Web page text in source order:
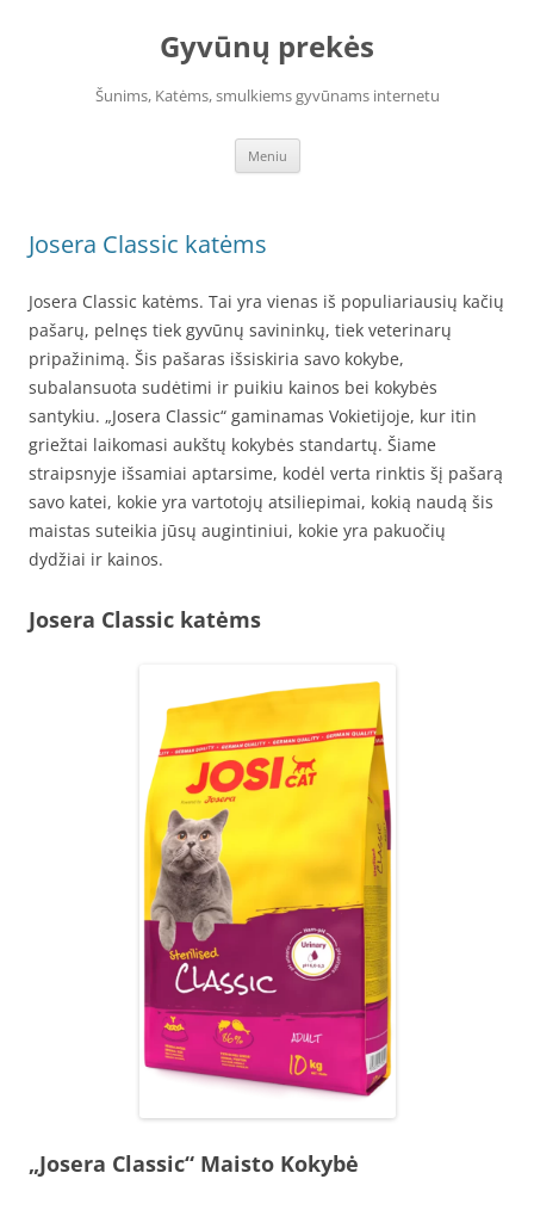
Gyvūnų prekės
Šunims, Katėms, smulkiems gyvūnams internetu
Meniu
Josera Classic katėms
Josera Classic katėms. Tai yra vienas iš populiariausių kačių
pašarų, pelnęs tiek gyvūnų savininkų, tiek veterinarų
pripažinimą. Šis pašaras išsiskiria savo kokybe,
subalansuota sudėtimi ir puikiu kainos bei kokybės
santykiu. „Josera Classic“ gaminamas Vokietijoje, kur itin
griežtai laikomasi aukštų kokybės standartų. Šiame
straipsnyje išsamiai aptarsime, kodėl verta rinktis šį pašarą
savo katei, kokie yra vartotojų atsiliepimai, kokią naudą šis
maistas suteikia jūsų augintiniui, kokie yra pakuočių
dydžiai ir kainos.
Josera Classic katėms
„Josera Classic“ Maisto Kokybė